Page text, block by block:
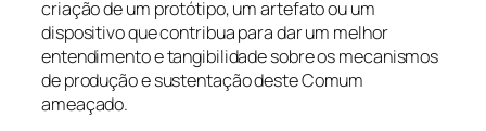
criação de um protótipo, um artefato ou um
dispositivo que contribua para dar um melhor
entendimento e tangibilidade sobre os mecanismos
de produção e sustentação deste Comum
ameaçado.